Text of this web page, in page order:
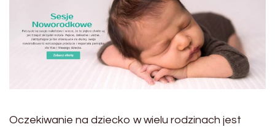
Oczekiwanie na dziecko w wielu rodzinach jest